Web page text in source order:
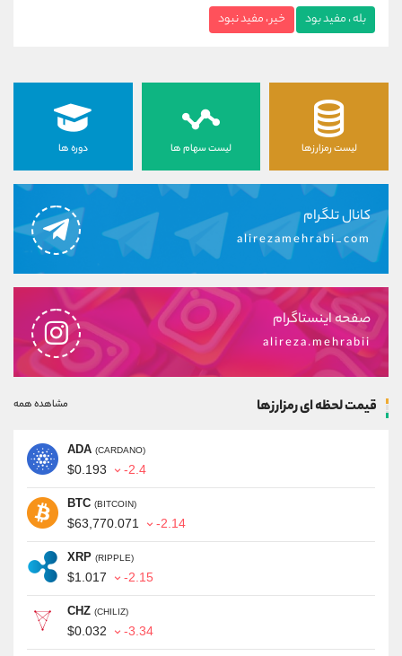
بله ، مفید بود خیر ، مفید نبود
لیست رمزارزها لیست سهام ها دوره ها
کانال تلگرام
alirezamehrabi_com
صفحه اینستاگرام
alireza.mehrabii
قیمت لحظه ای رمزارزها مشاهده همه
ADA (CARDANO)
$0.193 -2.4
BTC (BITCOIN)
$63,770.071 -2.14
XRP (RIPPLE)
$1.017 -2.15
CHZ (CHILIZ)
$0.032 -3.34